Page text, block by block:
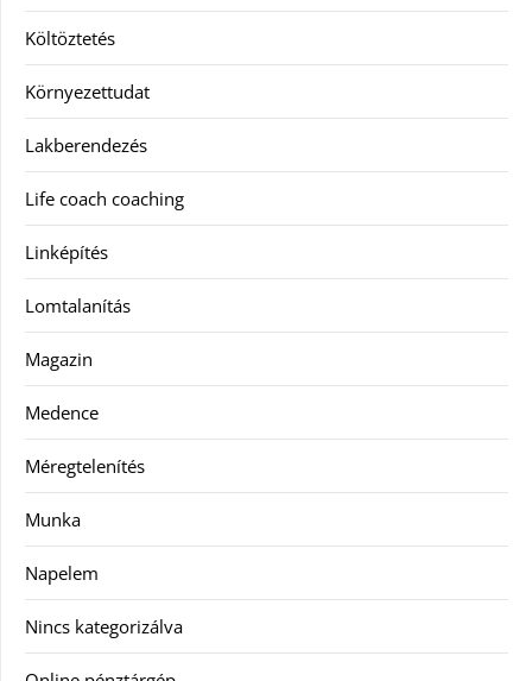
Költöztetés
Környezettudat
Lakberendezés
Life coach coaching
Linképítés
Lomtalanítás
Magazin
Medence
Méregtelenítés
Munka
Napelem
Nincs kategorizálva